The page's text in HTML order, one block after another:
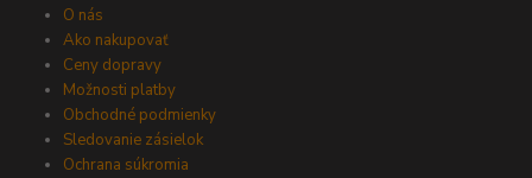
O nás
Ako nakupovať
Ceny dopravy
Možnosti platby
Obchodné podmienky
Sledovanie zásielok
Ochrana súkromia